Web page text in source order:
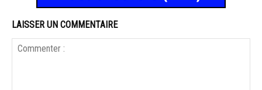
LAISSER UN COMMENTAIRE